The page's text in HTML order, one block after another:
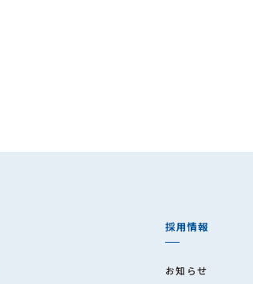
4、商品、サービスの提供、保守、サ
5、ご注文、お取引等に関する連絡お
9、その他、上記利用目的に付随する
（４）個人情報の第三者提供について
3、公衆衛生の向上又は児童の健全
4、国の機関もしくは地方公共団体
採用情報
お知らせ